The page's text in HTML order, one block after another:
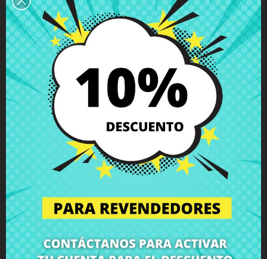
Descripción
Detalles del producto
Grados
Comentarios
Bisagra izquierda Asus X201E
con tornillos incluidos
CompraBisagra izquierda Asus X201Eal mejor precio en